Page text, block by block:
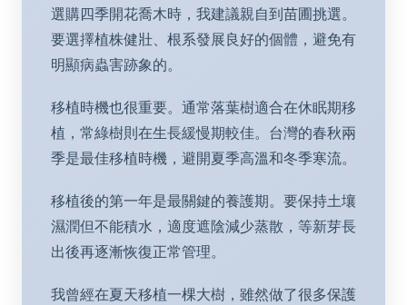
選購四季開花喬木時，我建議親自到苗圃挑選。
要選擇植株健壯、根系發展良好的個體，避免有
明顯病蟲害跡象的。
移植時機也很重要。通常落葉樹適合在休眠期移
植，常綠樹則在生長緩慢期較佳。台灣的春秋兩
季是最佳移植時機，避開夏季高溫和冬季寒流。
移植後的第一年是最關鍵的養護期。要保持土壤
濕潤但不能積水，適度遮陰減少蒸散，等新芽長
出後再逐漸恢復正常管理。
我曾經在夏天移植一棵大樹，雖然做了很多保護